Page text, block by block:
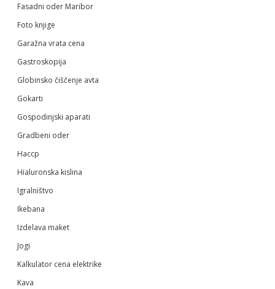
Fasadni oder Maribor
Foto knjige
Garažna vrata cena
Gastroskopija
Globinsko čiščenje avta
Gokarti
Gospodinjski aparati
Gradbeni oder
Haccp
Hialuronska kislina
Igralništvo
Ikebana
Izdelava maket
Jogi
Kalkulator cena elektrike
Kava